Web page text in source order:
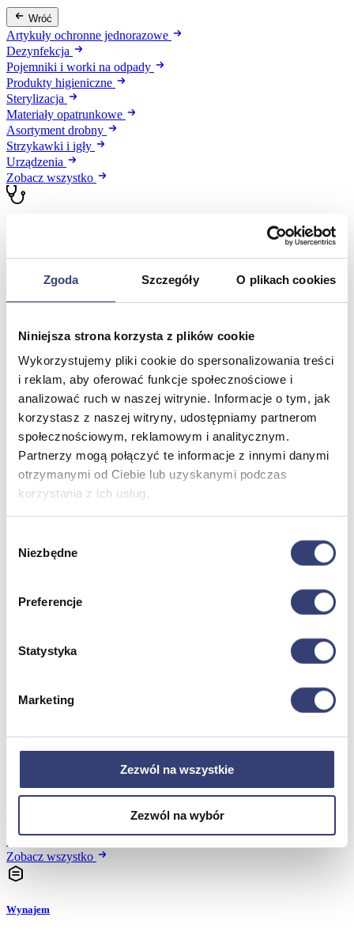
Zgoda Szczegóły O plikach cookies
Niniejsza strona korzysta z plików cookie
Wykorzystujemy pliki cookie do spersonalizowania treści
i reklam, aby oferować funkcje społecznościowe i
analizować ruch w naszej witrynie. Informacje o tym, jak
korzystasz z naszej witryny, udostępniamy partnerom
społecznościowym, reklamowym i analitycznym.
Partnerzy mogą połączyć te informacje z innymi danymi
otrzymanymi od Ciebie lub uzyskanymi podczas
korzystania z ich usług.
zgody
Niezbędne
Preferencje
Statystyka
Marketing
Zezwól na wszystkie
Zezwól na wybór
Wróć
Artykuły ochronne jednorazowe
Dezynfekcja
Pojemniki i worki na odpady
Produkty higieniczne
Sterylizacja
Materiały opatrunkowe
Asortyment drobny
Strzykawki i igły
Urządzenia
Zobacz wszystko
Pulsoksymetry
Artykuły Przeciwodleżynowe
Stetoskopy
Termometry
Zobacz wszystko
Meble medyczne
Wróć
Kozetki
Parawany
Urządzenia
Zobacz wszystko
Dofinansowania
Zobacz wszystko
Wynajem